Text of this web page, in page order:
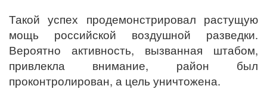
Такой успех продемонстрировал растущую
мощь российской воздушной разведки.
Вероятно активность, вызванная штабом,
привлекла внимание, район был
проконтролирован, а цель уничтожена.